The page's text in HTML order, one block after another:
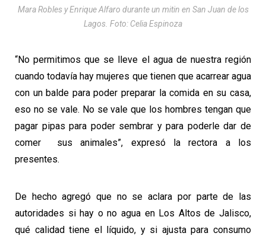
Mara Robles y Enrique Alfaro durante un mitin en San Juan de los
Lagos. Foto: Celia Espinoza
“No permitimos que se lleve el agua de nuestra región
cuando todavía hay mujeres que tienen que acarrear agua
con un balde para poder preparar la comida en su casa,
eso no se vale. No se vale que los hombres tengan que
pagar pipas para poder sembrar y para poderle dar de
comer sus animales”, expresó la rectora a los
presentes.
De hecho agregó que no se aclara por parte de las
autoridades si hay o no agua en Los Altos de Jalisco,
qué calidad tiene el líquido, y si ajusta para consumo